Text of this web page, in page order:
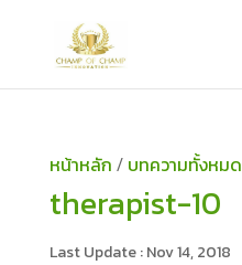
หน้าหลัก / บทความทั้งหมด
therapist-10
Nov 14, 2018